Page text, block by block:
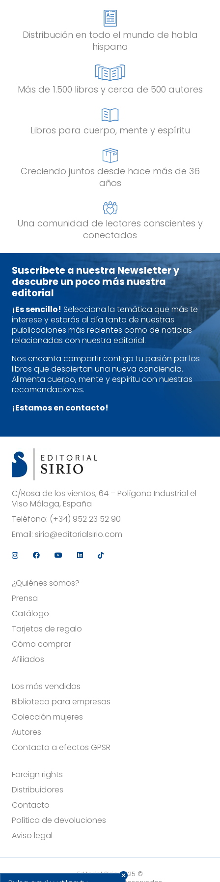
Distribución en todo el mundo de habla
hispana
Más de 1.500 libros y cerca de 500 autores
Libros para cuerpo, mente y espíritu
Creciendo juntos desde hace más de 36
años
Una comunidad de lectores conscientes y
conectados
Suscríbete a nuestra Newsletter y
descubre un poco más nuestra
editorial
¡Es sencillo! Selecciona la temática que más te
interese y estarás al día tanto de nuestras
publicaciones más recientes como de noticias
relacionadas con nuestra editorial.
Nos encanta compartir contigo tu pasión por los
libros que despiertan una nueva conciencia.
Alimenta cuerpo, mente y espíritu con nuestras
recomendaciones.
¡Estamos en contacto!
C/Rosa de los vientos, 64 – Polígono Industrial el
Viso Málaga, España
Teléfono: (+34) 952 23 52 90
Email: sirio@editorialsirio.com
¿Quiénes somos?
Prensa
Catálogo
Tarjetas de regalo
Cómo comprar
Afiliados
Los más vendidos
Biblioteca para empresas
Colección mujeres
Autores
Contacto a efectos GPSR
Foreign rights
Distribuidores
Contacto
Política de devoluciones
Aviso legal
Editorial Sirio 2025 ©